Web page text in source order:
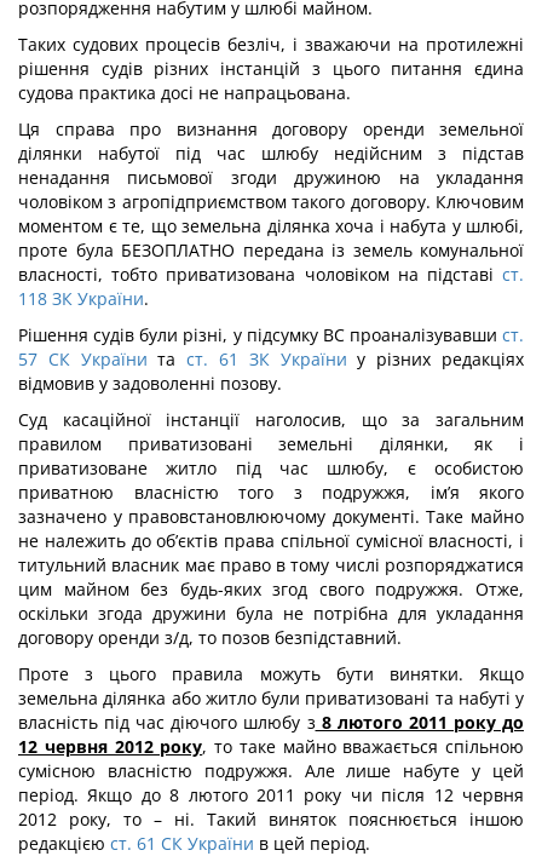
розпорядження набутим у шлюбі майном.
Таких судових процесів безліч, і зважаючи на протилежні
рішення судів різних інстанцій з цього питання єдина
судова практика досі не напрацьована.
Ця справа про визнання договору оренди земельної
ділянки набутої під час шлюбу недійсним з підстав
ненадання письмової згоди дружиною на укладання
чоловіком з агропідприємством такого договору. Ключовим
моментом є те, що земельна ділянка хоча і набута у шлюбі,
проте була БЕЗОПЛАТНО передана із земель комунальної
власності, тобто приватизована чоловіком на підставі ст.
118 ЗК України.
Рішення судів були різні, у підсумку ВС проаналізувавши ст.
57 СК України таст. 61 ЗК України у різних редакціях
відмовив у задоволенні позову.
Суд касаційної інстанції наголосив, що за загальним
правилом приватизовані земельні ділянки, як і
приватизоване житло під час шлюбу, є особистою
приватною власністю того з подружжя, ім’я якого
зазначено у правовстановлюючому документі. Таке майно
не належить до об’єктів права спільної сумісної власності, і
титульний власник має право в тому числі розпоряджатися
цим майном без будь-яких згод свого подружжя. Отже,
оскільки згода дружини була не потрібна для укладання
договору оренди з/д, то позов безпідставний.
Проте з цього правила можуть бути винятки. Якщо
земельна ділянка або житло були приватизовані та набуті у
власність під час діючого шлюбу з 8 лютого 2011 року до
12 червня 2012 року, то таке майно вважається спільною
сумісною власністю подружжя. Але лише набуте у цей
період. Якщо до 8 лютого 2011 року чи після 12 червня
2012 року, то – ні. Такий виняток пояснюється іншою
редакцією ст. 61 СК України в цей період.